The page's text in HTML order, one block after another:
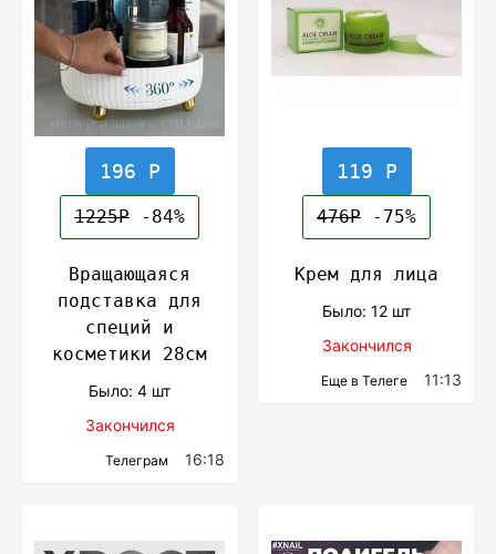
196 Р
1225Р -84%
Вращающаяся
подставка для
специй и
косметики 28см
Было: 4 шт
Закончился
Телеграм 16:18
119 Р
476Р -75%
Крем для лица
Было: 12 шт
Закончился
Еще в Телеге 11:13